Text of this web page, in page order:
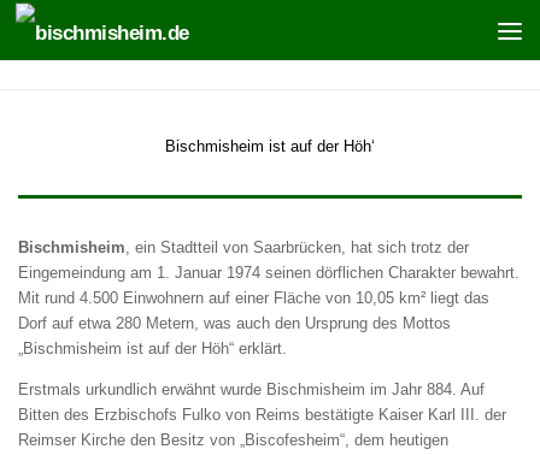
Zum Inhalt springen
Bischmisheim ist auf der Höh‘
Bischmisheim, ein Stadtteil von Saarbrücken, hat sich trotz der
Eingemeindung am 1. Januar 1974 seinen dörflichen Charakter bewahrt.
Mit rund 4.500 Einwohnern auf einer Fläche von 10,05 km² liegt das
Dorf auf etwa 280 Metern, was auch den Ursprung des Mottos
„Bischmisheim ist auf der Höh“ erklärt.
Erstmals urkundlich erwähnt wurde Bischmisheim im Jahr 884. Auf
Bitten des Erzbischofs Fulko von Reims bestätigte Kaiser Karl III. der
Reimser Kirche den Besitz von „Biscofesheim“, dem heutigen